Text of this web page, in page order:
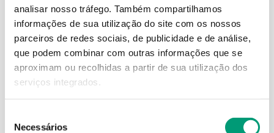
analisar nosso tráfego. Também compartilhamos
informações de sua utilização do site com os nossos
parceiros de redes sociais, de publicidade e de análise,
que podem combinar com outras informações que se
aproximam ou recolhidas a partir de sua utilização dos
serviços integrados.
Necessários
Modo de utilização
Informações técnicas